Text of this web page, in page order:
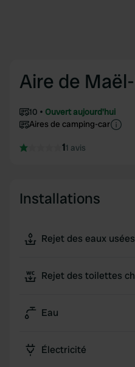
Aire de
10
Ouvert aujourd'hui
Aires de camping-car
11 avis
Installations
Rejet des eaux usées
Rejet des toilettes
Eau
Électricité